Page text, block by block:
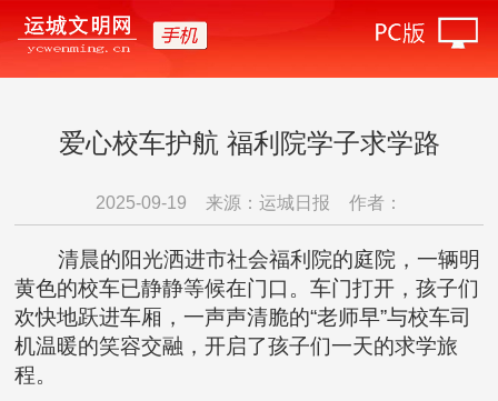
爱心校车护航 福利院学子求学路
2025-09-19 来源：运城日报 作者：
清晨的阳光洒进市社会福利院的庭院，一辆明
黄色的校车已静静等候在门口。车门打开，孩子们
欢快地跃进车厢，一声声清脆的“老师早”与校车司
机温暖的笑容交融，开启了孩子们一天的求学旅
程。